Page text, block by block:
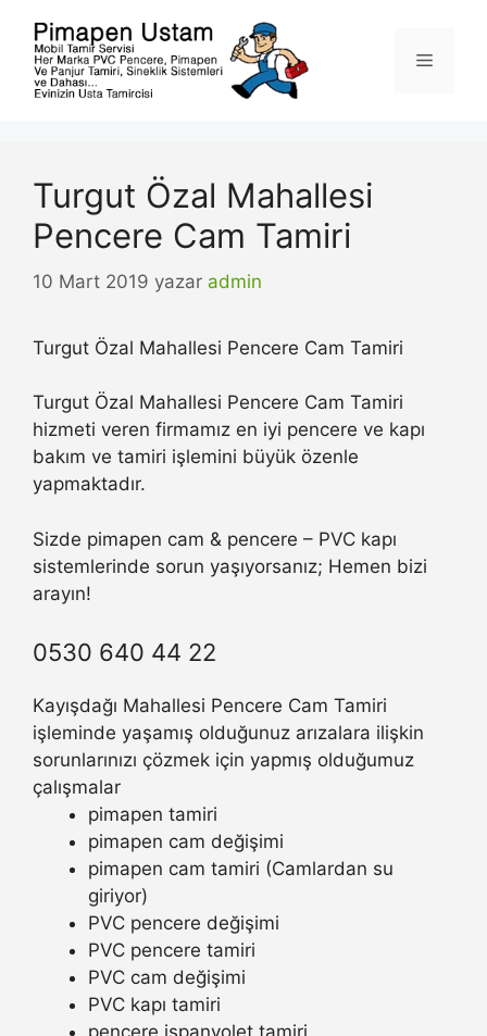
Menü
Turgut Özal Mahallesi
Pencere Cam Tamiri
10 Mart 2019 yazar admin
Turgut Özal Mahallesi Pencere Cam Tamiri
Turgut Özal Mahallesi Pencere Cam Tamiri
hizmeti veren firmamız en iyi pencere ve kapı
bakım ve tamiri işlemini büyük özenle
yapmaktadır.
Sizde pimapen cam & pencere – PVC kapı
sistemlerinde sorun yaşıyorsanız; Hemen bizi
arayın!
0530 640 44 22
Kayışdağı Mahallesi Pencere Cam Tamiri
işleminde yaşamış olduğunuz arızalara ilişkin
sorunlarınızı çözmek için yapmış olduğumuz
çalışmalar
pimapen tamiri
pimapen cam değişimi
pimapen cam tamiri (Camlardan su
giriyor)
PVC pencere değişimi
PVC pencere tamiri
PVC cam değişimi
PVC kapı tamiri